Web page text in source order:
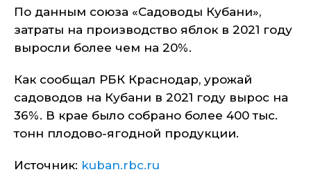
По данным союза «Садоводы Кубани»,
затраты на производство яблок в 2021 году
выросли более чем на 20%.
Как сообщал РБК Краснодар, урожай
садоводов на Кубани в 2021 году вырос на
36%. В крае было собрано более 400 тыс.
тонн плодово-ягодной продукции.
Источник: kuban.rbc.ru